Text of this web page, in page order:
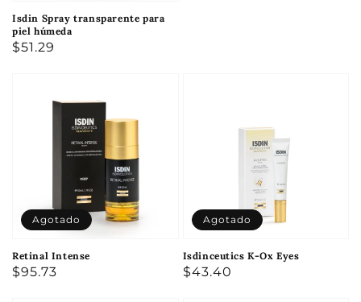
Isdin Spray transparente para
piel húmeda
Precio
$51.29
Retinal Intense
Precio
$95.73
Agotado
Isdinceutics K-Ox Eyes
Precio
$43.40
Agotado